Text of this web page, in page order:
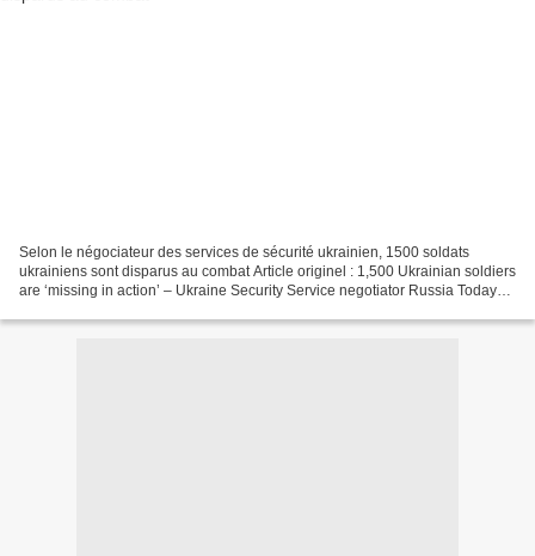
Selon le négociateur des services de sécurité ukrainien, 1500 soldats
ukrainiens sont disparus au combat Article originel : 1,500 Ukrainian soldiers
are ‘missing in action’ – Ukraine Security Service negotiator Russia Today